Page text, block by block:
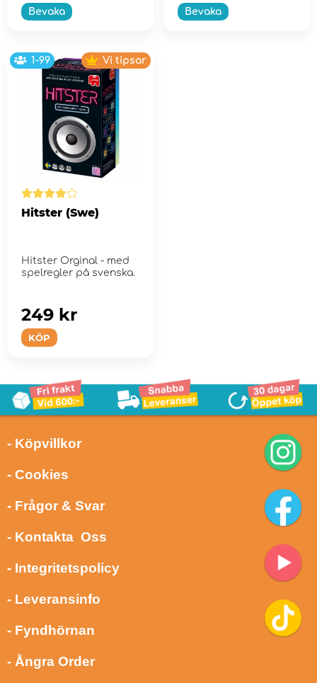
Bevaka Bevaka
1-99 Vi tipsar
Hitster (Swe)
Hitster Orginal - med
spelregler på svenska.
KÖP
249 kr
- Köpvillkor
- Cookies
- Frågor & Svar
- Kontakta Oss
- Integritetspolicy
- Leveransinfo
- Fyndhörnan
- Ångra Order